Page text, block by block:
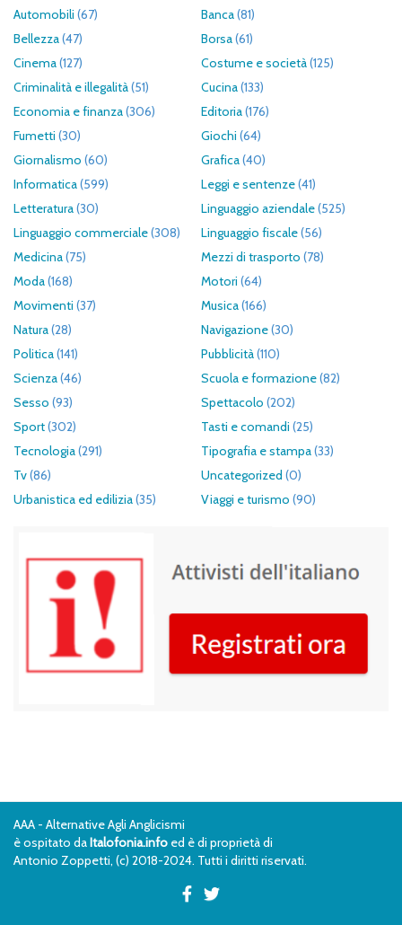
Automobili (67) Banca(81)
Bellezza(47) Borsa(61)
Cinema(127) Costume e società(125)
Criminalità e illegalità(51) Cucina(133)
Economia e finanza(306) Editoria(176)
Fumetti (30) Giochi (64)
Giornalismo (60) Grafica(40)
Informatica(599) Leggi e sentenze(41)
Letteratura(30) Linguaggio aziendale(525)
Linguaggio commerciale(308) Linguaggio fiscale(56)
Medicina(75) Mezzi di trasporto (78)
Moda(168) Motori (64)
Movimenti (37) Musica(166)
Natura(28) Navigazione(30)
Politica(141) Pubblicità(110)
Scienza(46) Scuola e formazione(82)
Sesso (93) Spettacolo (202)
Sport(302) Tasti e comandi (25)
Tecnologia(291) Tipografia e stampa(33)
Tv(86) Uncategorized (0)
Urbanistica ed edilizia(35) Viaggi e turismo (90)
AAA - Alternative Agli Anglicismi
è ospitato daItalofonia.info ed è di proprietà di
Antonio Zoppetti, (c) 2018-2024. Tutti i diritti riservati.